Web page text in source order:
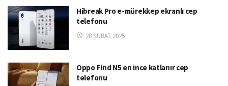
Hibreak Pro e-mürekkep ekranlı cep
telefonu
28 ŞUBAT 2025
Oppo Find N5 en ince katlanır cep
telefonu